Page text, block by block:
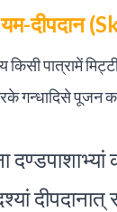
यम-दीपदान
किसी पात्रामें
गन्धादिसे पूजन
दीपदानात्‌